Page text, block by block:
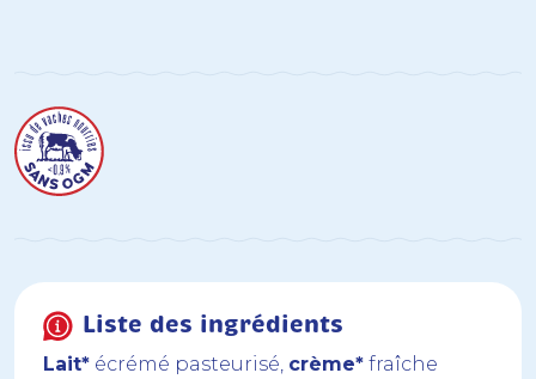
Liste des ingrédients
Lait* écrémé pasteurisé, crème* fraîche